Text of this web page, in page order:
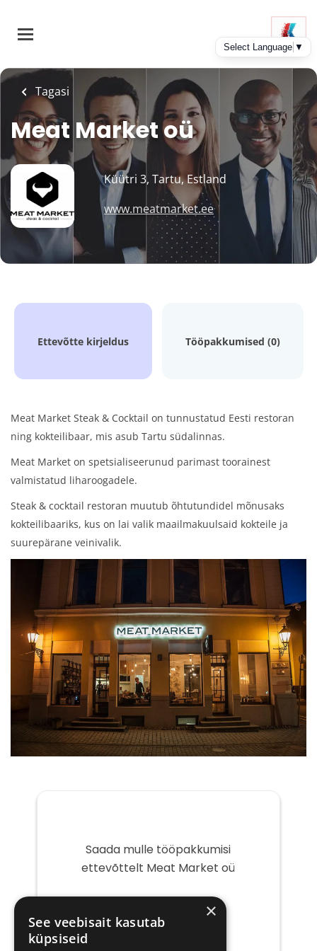
main
Tagasi
Meat Market oü
Küütri 3, Tartu, Estland
www.meatmarket.ee
Ettevõtte kirjeldus Tööpakkumised (0)
Meat Market Steak & Cocktail on tunnustatud Eesti restoran
ning kokteilibaar, mis asub Tartu südalinnas.
Meat Market on spetsialiseerunud parimast toorainest
valmistatud liharoogadele.
Steak & cocktail restoran muutub õhtutundidel mõnusaks
kokteilibaariks, kus on lai valik maailmakuulsaid kokteile ja
suurepärane veinivalik.
Saada mulle tööpakkumisi
ettevõttelt Meat Market oü
post
×
See veebisait kasutab
küpsiseid